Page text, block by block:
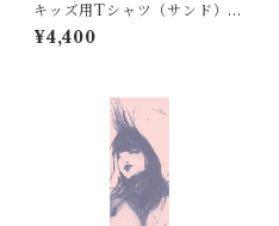
キッズ用Tシャツ（サンド）T.
Rex
¥4,400